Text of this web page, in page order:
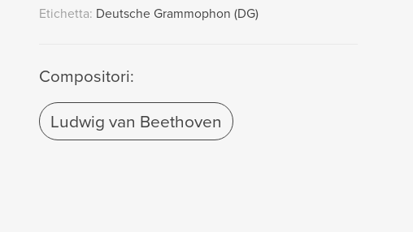
Etichetta: Deutsche Grammophon (DG)
Compositori:
Ludwig van Beethoven